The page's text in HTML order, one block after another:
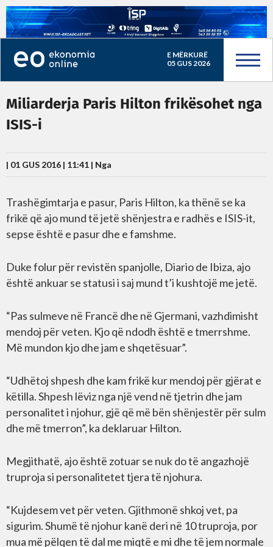
E MËRKURË
05 GUS 2026
Miliarderja Paris Hilton frikësohet nga
ISIS-i
| 01 GUS 2016 | 11:41 | Nga
Trashëgimtarja e pasur, Paris Hilton, ka thënë se ka
frikë që ajo mund të jetë shënjestra e radhës e ISIS-it,
sepse është e pasur dhe e famshme.
Duke folur për revistën spanjolle, Diario de Ibiza, ajo
është ankuar se statusi i saj mund t’i kushtojë me jetë.
“Pas sulmeve në Francë dhe në Gjermani, vazhdimisht
mendoj për veten. Kjo që ndodh është e tmerrshme.
Më mundon kjo dhe jam e shqetësuar”.
“Udhëtoj shpesh dhe kam frikë kur mendoj për gjërat e
këtilla. Shpesh lëviz nga një vend në tjetrin dhe jam
personalitet i njohur, gjë që më bën shënjestër për sulm
dhe më tmerron”, ka deklaruar Hilton.
Megjithatë, ajo është zotuar se nuk do të angazhojë
truproja si personalitetet tjera të njohura.
“Kujdesem vet për veten. Gjithmonë shkoj vet, pa
sigurim. Shumë të njohur kanë deri në 10 truproja, por
mua më pëlqen të dal me miqtë e mi dhe të jem normale